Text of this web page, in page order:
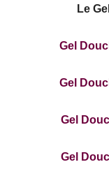
Le
Gel
Gel
Gel
Gel